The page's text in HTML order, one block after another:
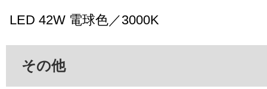
LED 42W 電球色／3000K
その他